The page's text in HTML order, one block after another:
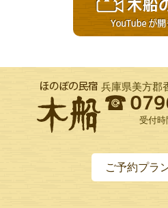
兵庫県美方郡
受付時
ご予約プラ